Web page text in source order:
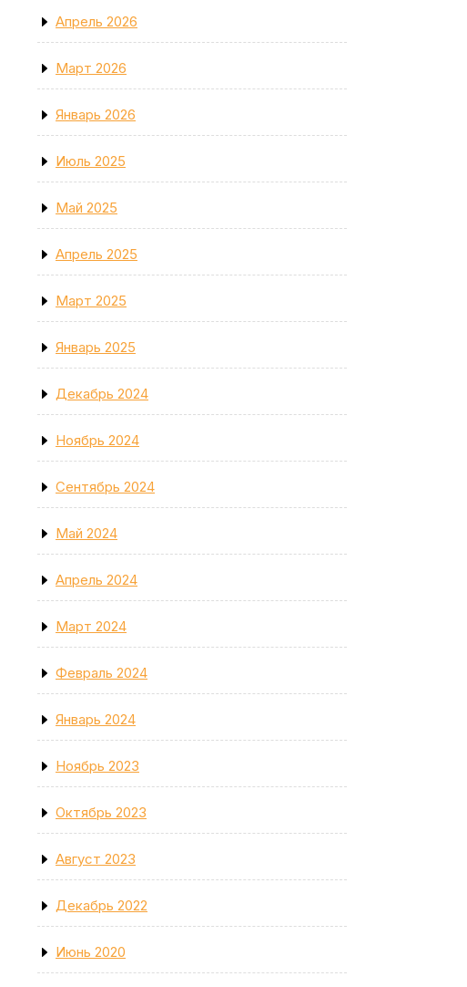
Апрель 2026
Март 2026
Январь 2026
Июль 2025
Май 2025
Апрель 2025
Март 2025
Январь 2025
Декабрь 2024
Ноябрь 2024
Сентябрь 2024
Май 2024
Апрель 2024
Март 2024
Февраль 2024
Январь 2024
Ноябрь 2023
Октябрь 2023
Август 2023
Декабрь 2022
Июнь 2020